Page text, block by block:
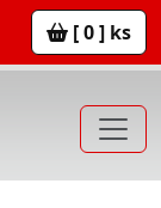
[ 0 ] ks